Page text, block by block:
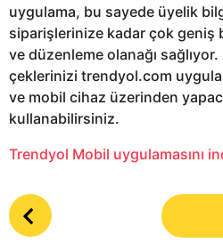
uygulama, bu sayede üyelik
siparişlerinize kadar çok geniş
ve düzenleme olanağı
çeklerinizi trendyol.com
ve mobil cihaz üzerinden
kullanabilirsiniz.
Trendyol Mobil uygulamasını
P
o